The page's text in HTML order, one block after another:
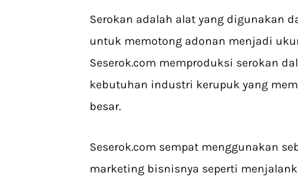
Serokan adalah alat yang digunakan
untuk memotong adonan menjadi
Seserok.com memproduksi serokan
kebutuhan industri kerupuk yang
besar.
Seserok.com sempat menggunakan
marketing bisnisnya seperti